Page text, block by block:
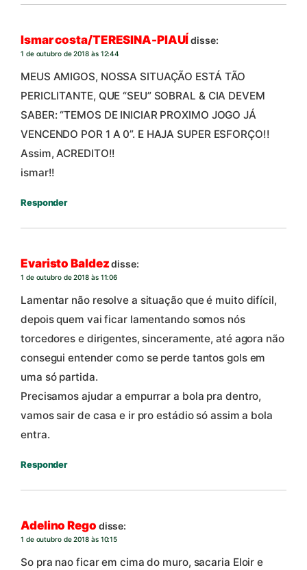
Ismar costa/TERESINA-PIAUÍdisse:
1 de outubro de 2018 às 12:44
MEUS AMIGOS, NOSSA SITUAÇÃO ESTÁ TÃO
PERICLITANTE, QUE “SEU” SOBRAL & CIA DEVEM
SABER: “TEMOS DE INICIAR PROXIMO JOGO JÁ
VENCENDO POR 1 A 0”. E HAJA SUPER ESFORÇO!!
Assim, ACREDITO!!
ismar!!
Responder
Evaristo Baldez disse:
1 de outubro de 2018 às 11:06
Lamentar não resolve a situação que é muito difícil,
depois quem vai ficar lamentando somos nós
torcedores e dirigentes, sinceramente, até agora não
consegui entender como se perde tantos gols em
uma só partida.
Precisamos ajudar a empurrar a bola pra dentro,
vamos sair de casa e ir pro estádio só assim a bola
entra.
Responder
Adelino Rego disse:
1 de outubro de 2018 às 10:15
So pra nao ficar em cima do muro, sacaria Eloir e